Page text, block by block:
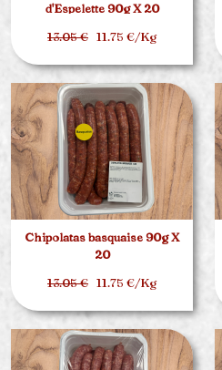
d'Espelette 90g X 20
13.05 € 11.75 €/Kg
Chipolatas basquaise 90g X
20
13.05 € 11.75 €/Kg